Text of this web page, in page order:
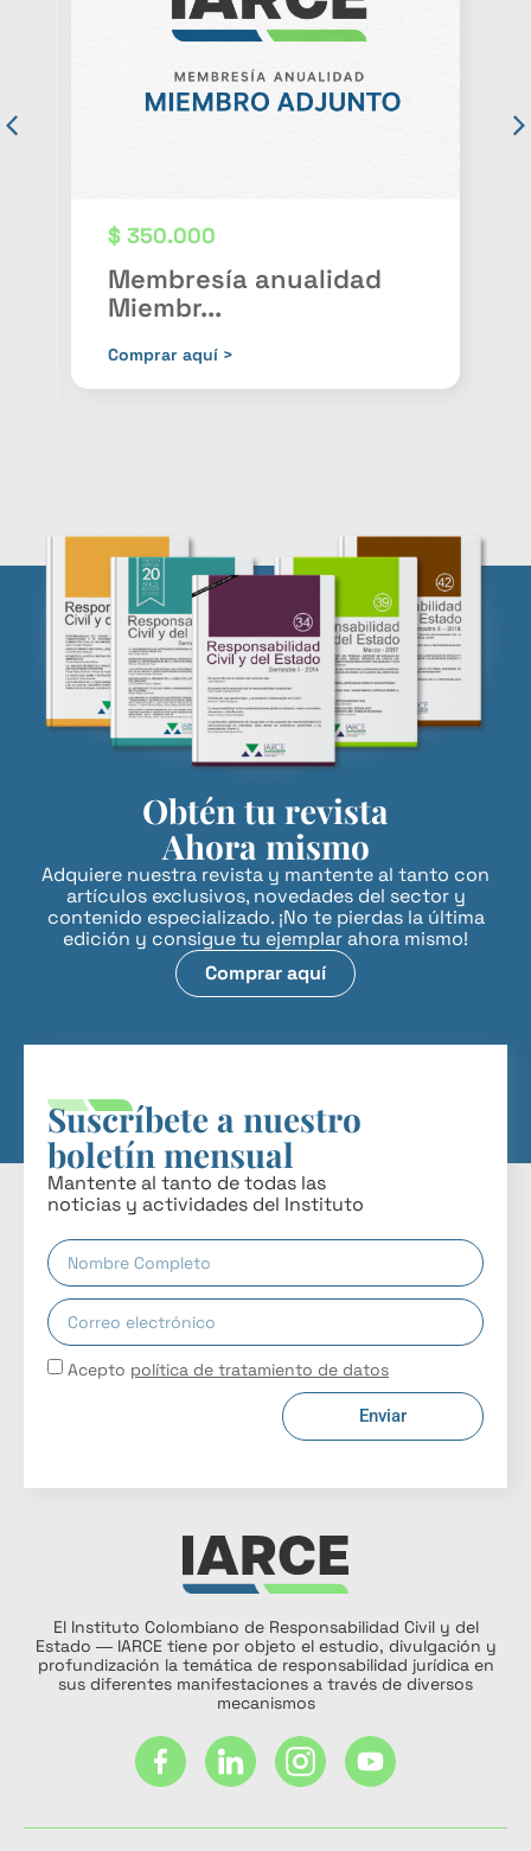
$ 350.000
Membresía anualidad
Miembr...
Comprar aquí >
Obtén tu revista
Ahora mismo
Adquiere nuestra revista y mantente al tanto con
artículos exclusivos, novedades del sector y
contenido especializado. ¡No te pierdas la última
edición y consigue tu ejemplar ahora mismo!
Comprar aquí
Suscríbete a nuestro
boletín mensual
Mantente al tanto de todas las
noticias y actividades del Instituto
Acepto política de tratamiento de datos
Enviar
El Instituto Colombiano de Responsabilidad Civil y del
Estado ― IARCE tiene por objeto el estudio, divulgación y
profundización la temática de responsabilidad jurídica en
sus diferentes manifestaciones a través de diversos
mecanismos